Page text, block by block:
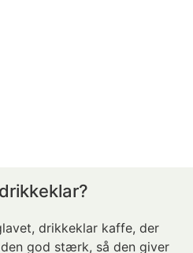
drikkeklar kaffe, der
god stærk, så den giver